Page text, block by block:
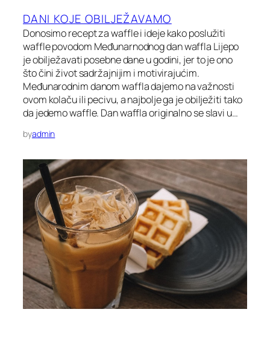
DANI KOJE OBILJEŽAVAMO
Donosimo recept za waffle i ideje kako poslužiti
waffle povodom Međunarnodnog dan waffla Lijepo
je obilježavati posebne dane u godini, jer to je ono
što čini život sadržajnijim i motivirajućim.
Međunarodnim danom waffla dajemo na važnosti
ovom kolaču ili pecivu, a najbolje ga je obilježiti tako
da jedemo waffle. Dan waffla originalno se slavi u…
byadmin